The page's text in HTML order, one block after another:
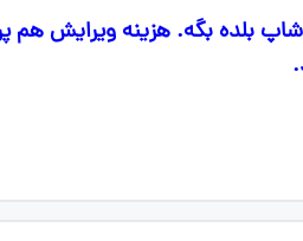
بلده بگه. هزینه ویرایش هم